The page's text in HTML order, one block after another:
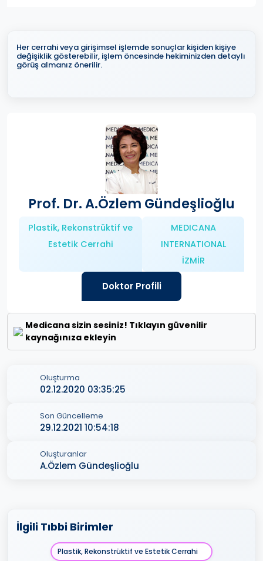
Her cerrahi veya girişimsel işlemde sonuçlar kişiden kişiye
değişiklik gösterebilir, işlem öncesinde hekiminizden detaylı
görüş almanız önerilir.
Prof. Dr. A.Özlem Gündeşlioğlu
Plastik, Rekonstrüktif ve
Estetik Cerrahi
MEDICANA
INTERNATIONAL
İZMİR
Doktor Profili
Medicana sizin sesiniz! Tıklayın güvenilir
kaynağınıza ekleyin
Oluşturma
02.12.2020 03:35:25
Son Güncelleme
29.12.2021 10:54:18
Oluşturanlar
A.Özlem Gündeşlioğlu
İlgili Tıbbi Birimler
Plastik, Rekonstrüktif ve Estetik Cerrahi